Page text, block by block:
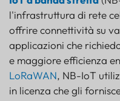
l'infrastruttura di rete
offrire connettività su
applicazioni che
e maggiore efficienza
LoRaWAN, NB-IoT
in licenza che gli